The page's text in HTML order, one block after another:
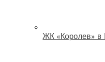
ЖК «Королев» в